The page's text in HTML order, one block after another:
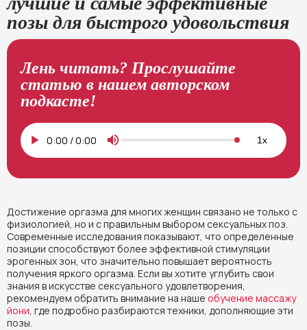
позы для быстрого удовольствия
Лень читать? Прослушайте
статью в нашем авторском
подкасте!
0:00 /0:00 1x
Достижение оргазма для многих женщин связано не только с
физиологией, но и с правильным выбором сексуальных поз.
Современные исследования показывают, что определенные
позиции способствуют более эффективной стимуляции
эрогенных зон, что значительно повышает вероятность
получения яркого оргазма. Если вы хотите углубить свои
знания в искусстве сексуального удовлетворения,
рекомендуем обратить внимание на наше обучение массажу
йони , где подробно разбираются техники, дополняющие эти
позы.